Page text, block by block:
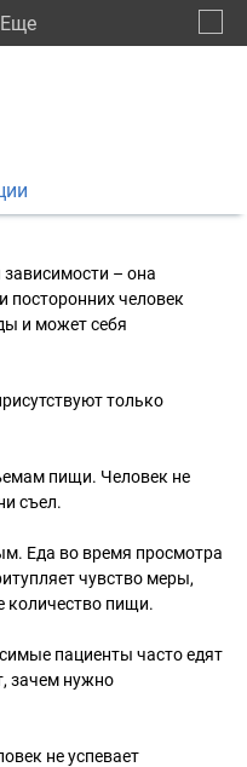
Eще
– она
посторонних человек
и может себя
только
пищи. Человек не
съел.
Еда во время просмотра
чувство меры,
количество пищи.
пациенты часто едят
зачем нужно
не успевает